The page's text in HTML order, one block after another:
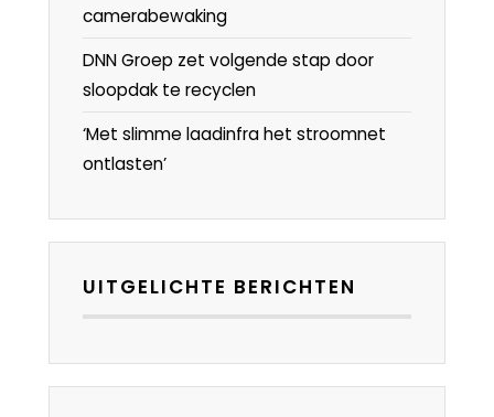
camerabewaking
DNN Groep zet volgende stap door
sloopdak te recyclen
‘Met slimme laadinfra het stroomnet
ontlasten’
UITGELICHTE BERICHTEN